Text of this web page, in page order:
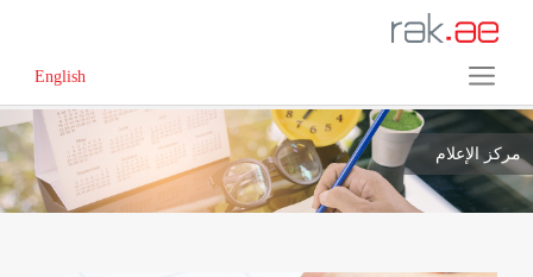
English
مركز الإعلام